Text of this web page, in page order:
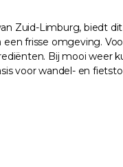
Zuid-Limburg, biedt
frisse omgeving.
Bij mooi
voor wandel- en